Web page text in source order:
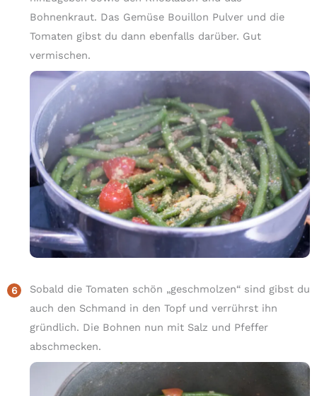
Bohnenkraut. Das Gemüse Bouillon Pulver und die
Tomaten gibst du dann ebenfalls darüber. Gut
vermischen.
Sobald die Tomaten schön „geschmolzen“ sind gibst du
auch den Schmand in den Topf und verrührst ihn
gründlich. Die Bohnen nun mit Salz und Pfeffer
abschmecken.